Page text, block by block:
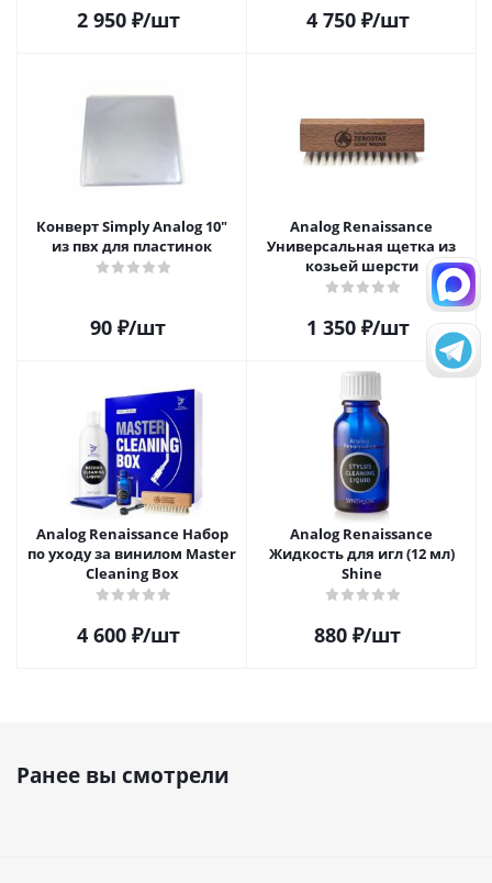
2 950₽/шт 4 750₽/шт
Конверт Simply Analog 10"
из пвх для пластинок
90 ₽/шт
Analog Renaissance
Универсальная щетка из
козьей шерсти
1 350₽/шт
Analog Renaissance Набор
по уходу за винилом Master
Cleaning Box
4 600₽/шт
Analog Renaissance
Жидкость для игл (12 мл)
Shine
880 ₽/шт
Ранее вы смотрели